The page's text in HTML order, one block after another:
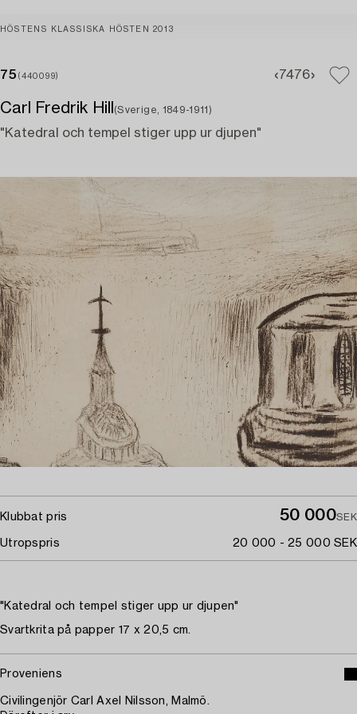
HÖSTENS KLASSISKA HÖSTEN 2013
75 (440099) 7476
Carl Fredrik Hill (Sverige, 1849-1911)
"Katedral och tempel stiger upp ur djupen"
Klubbat pris 50 000SEK
Utropspris 20 000 - 25 000 SEK
"Katedral och tempel stiger upp ur djupen"
Svartkrita på papper 17 x 20,5 cm.
Proveniens
Civilingenjör Carl Axel Nilsson, Malmö.